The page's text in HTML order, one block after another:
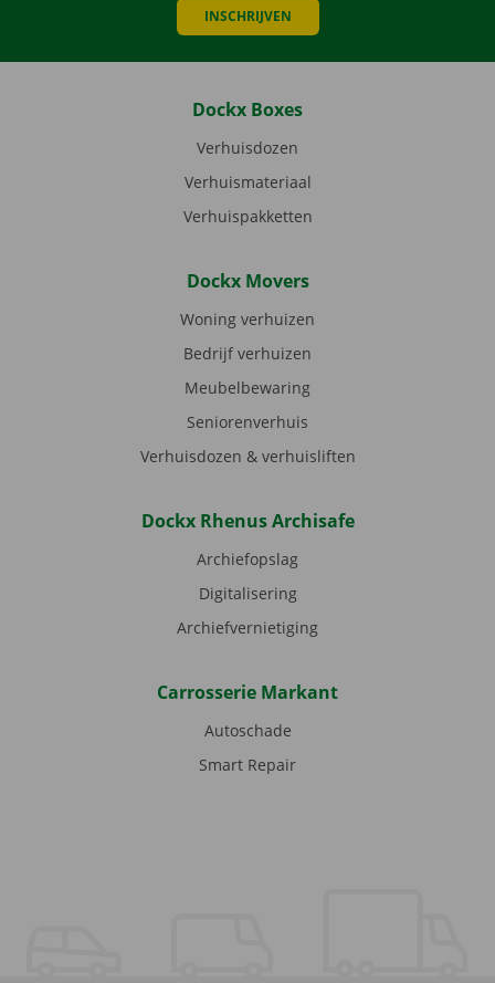
INSCHRIJVEN
Dockx Boxes
Verhuisdozen
Verhuismateriaal
Verhuispakketten
Dockx Movers
Woning verhuizen
Bedrijf verhuizen
Meubelbewaring
Seniorenverhuis
Verhuisdozen & verhuisliften
Dockx Rhenus Archisafe
Archiefopslag
Digitalisering
Archiefvernietiging
Carrosserie Markant
Autoschade
Smart Repair